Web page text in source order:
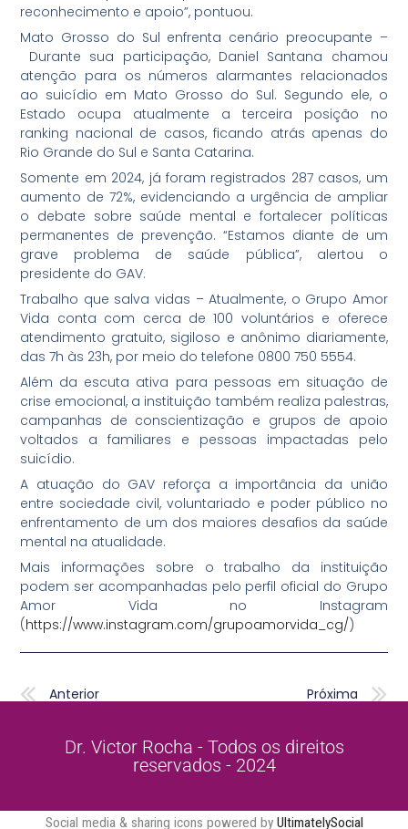
reconhecimento e apoio”, pontuou.
Mato Grosso do Sul enfrenta cenário preocupante –
Durante sua participação, Daniel Santana chamou
atenção para os números alarmantes relacionados
ao suicídio em Mato Grosso do Sul. Segundo ele, o
Estado ocupa atualmente a terceira posição no
ranking nacional de casos, ficando atrás apenas do
Rio Grande do Sul e Santa Catarina.
Somente em 2024, já foram registrados 287 casos, um
aumento de 72%, evidenciando a urgência de ampliar
o debate sobre saúde mental e fortalecer políticas
permanentes de prevenção. “Estamos diante de um
grave problema de saúde pública”, alertou o
presidente do GAV.
Trabalho que salva vidas – Atualmente, o Grupo Amor
Vida conta com cerca de 100 voluntários e oferece
atendimento gratuito, sigiloso e anônimo diariamente,
das 7h às 23h, por meio do telefone 0800 750 5554.
Além da escuta ativa para pessoas em situação de
crise emocional, a instituição também realiza palestras,
campanhas de conscientização e grupos de apoio
voltados a familiares e pessoas impactadas pelo
suicídio.
A atuação do GAV reforça a importância da união
entre sociedade civil, voluntariado e poder público no
enfrentamento de um dos maiores desafios da saúde
mental na atualidade.
Mais informações sobre o trabalho da instituição
podem ser acompanhadas pelo perfil oficial do Grupo
Amor Vida no Instagram
(https://www.instagram.com/grupoamorvida_cg/)
Anterior
Anterior Próxima
Dr. Victor Rocha - Todos os direitos
reservados - 2024
Social media & sharing icons powered by UltimatelySocial